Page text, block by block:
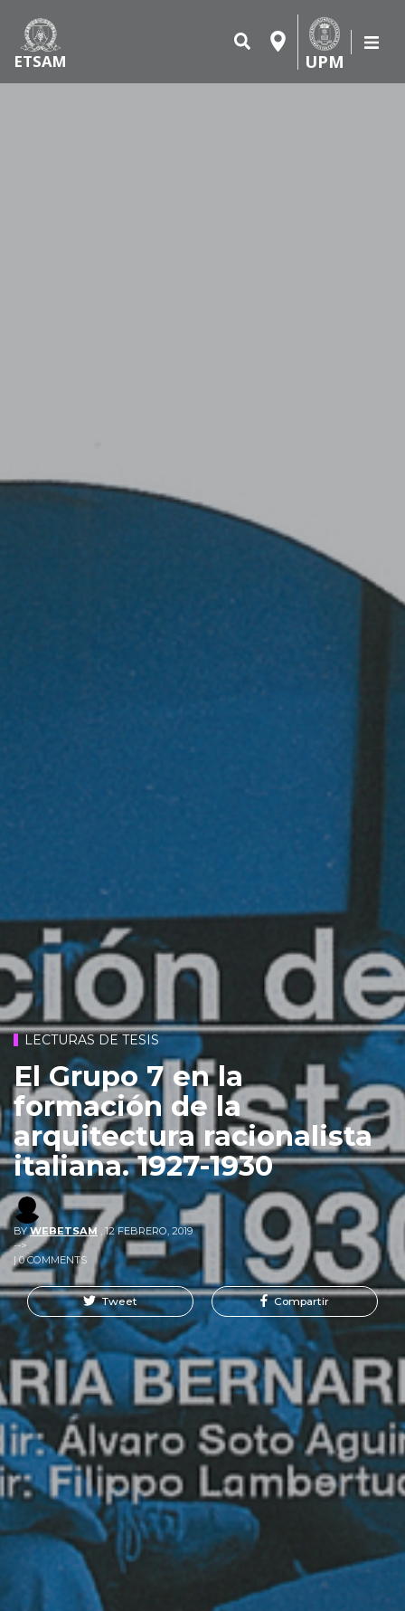
ETSAM UPM
LECTURAS DE TESIS
El Grupo 7 en la
formación de la
arquitectura racionalista
italiana. 1927-1930
BYWEBETSAM
12 FEBRERO, 2019
-->
| 0 COMMENTS
Tweet Compartir